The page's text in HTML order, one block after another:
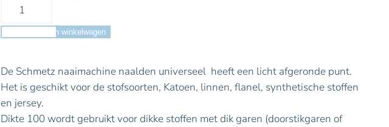
Toevoegen aan winkelwagen
De Schmetz naaimachine naalden universeel heeft een licht afgeronde punt.
Het is geschikt voor de stofsoorten, Katoen, linnen, flanel, synthetische stoffen
en jersey.
Dikte 100 wordt gebruikt voor dikke stoffen met dik garen (doorstikgaren of